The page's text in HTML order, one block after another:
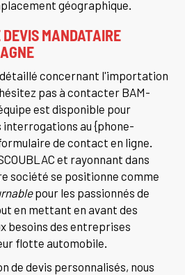
géographique.
MANDATAIRE
concernant l'importation
pas à contacter BAM-
est disponible pour
interrogations au {phone-
de contact en ligne.
et rayonnant dans
société se positionne comme
pour les passionnés de
en mettant en avant des
besoins des entreprises
flotte automobile.
de devis personnalisés, nous